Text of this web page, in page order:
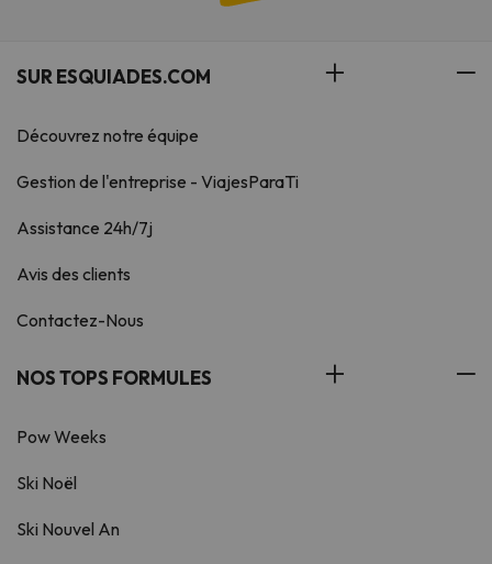
SUR ESQUIADES.COM
Découvrez notre équipe
Gestion de l'entreprise - ViajesParaTi
Assistance 24h/7j
Avis des clients
Contactez-Nous
NOS TOPS FORMULES
Pow Weeks
Ski Noël
Ski Nouvel An